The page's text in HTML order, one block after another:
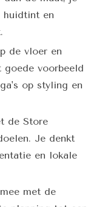
en
de vloer en
voorbeeld
op styling en
de Store
Je denkt
en lokale
met de